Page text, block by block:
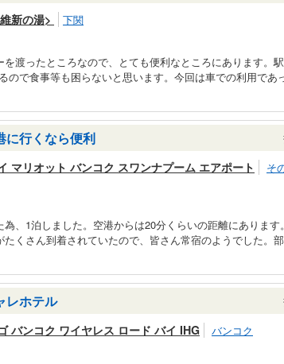
新の湯> 下関
渡ったところなので、とても便利なところにあります。
ので食事等も困らないと思います。今回は車での利用であ
に行くなら便利
マリオット バンコク スワンナプーム エアポート
そ
為、1泊しました。空港からは20分くらいの距離にあります
たくさん到着されていたので、皆さん常宿のようでした。
レホテル
バンコク ワイヤレス ロード バイ IHG バンコク